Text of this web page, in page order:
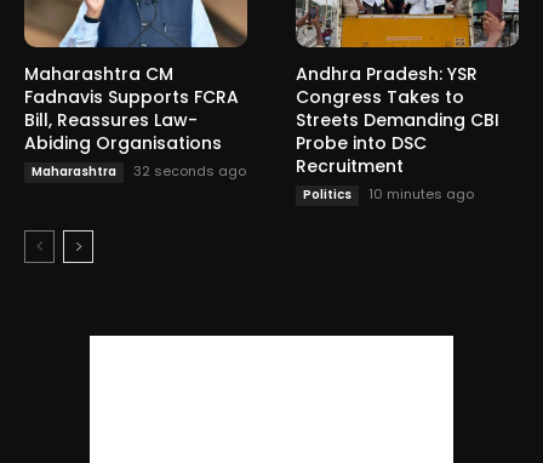
Maharashtra CM
Fadnavis Supports FCRA
Bill, Reassures Law-
Abiding Organisations
Maharashtra 32 seconds ago
Andhra Pradesh: YSR
Congress Takes to
Streets Demanding CBI
Probe into DSC
Recruitment
Politics 10 minutes ago